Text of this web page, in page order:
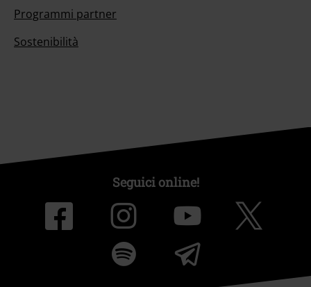
Programmi partner
Sostenibilità
Seguici online!